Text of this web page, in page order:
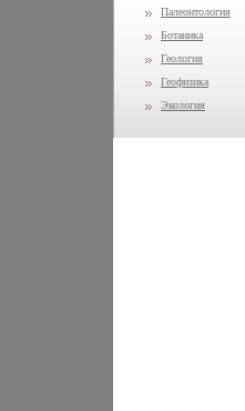
Палеонтология
Ботаника
Геология
Геофизика
Экология